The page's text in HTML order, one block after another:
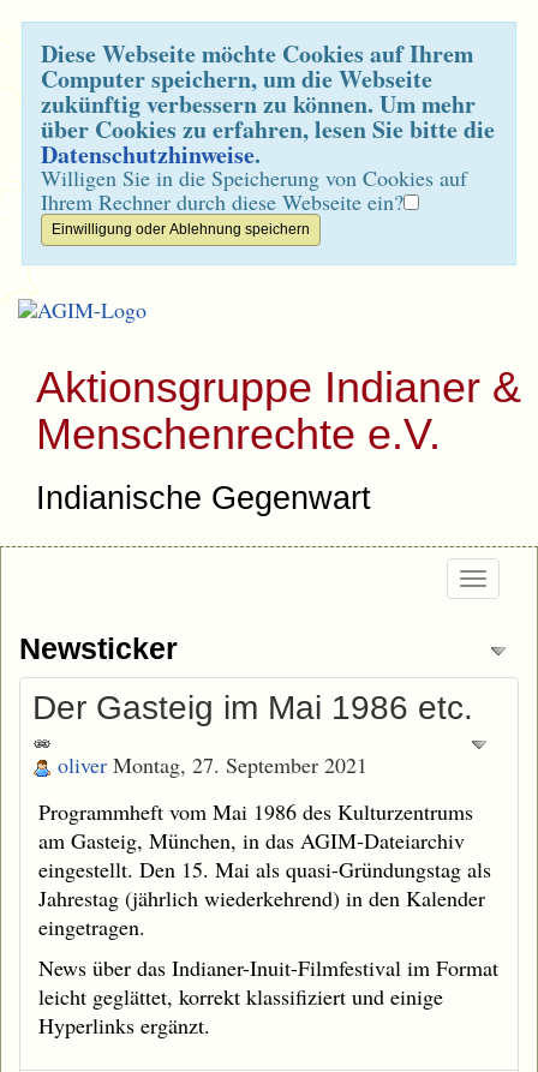
Diese Webseite möchte Cookies auf Ihrem
Computer speichern, um die Webseite
zukünftig verbessern zu können. Um mehr
über Cookies zu erfahren, lesen Sie bitte die
Datenschutzhinweise.
Willigen Sie in die Speicherung von Cookies auf
Ihrem Rechner durch diese Webseite ein?
Aktionsgruppe Indianer &
Menschenrechte e.V.
Indianische Gegenwart
Newsticker
Der Gasteig im Mai 1986 etc.
oliver Montag, 27. September 2021
Programmheft vom Mai 1986 des Kulturzentrums
am Gasteig, München, in das AGIM-Dateiarchiv
eingestellt. Den 15. Mai als quasi-Gründungstag als
Jahrestag (jährlich wiederkehrend) in den Kalender
eingetragen.
News über das Indianer-Inuit-Filmfestival im Format
leicht geglättet, korrekt klassifiziert und einige
Hyperlinks ergänzt.